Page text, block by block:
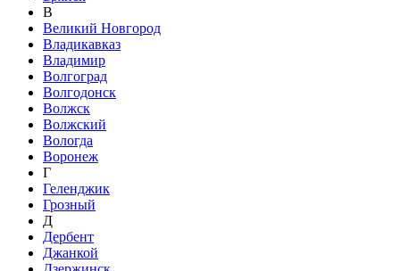
В
Великий Новгород
Владикавказ
Владимир
Волгоград
Волгодонск
Волжск
Волжский
Вологда
Воронеж
Г
Геленджик
Грозный
Д
Дербент
Джанкой